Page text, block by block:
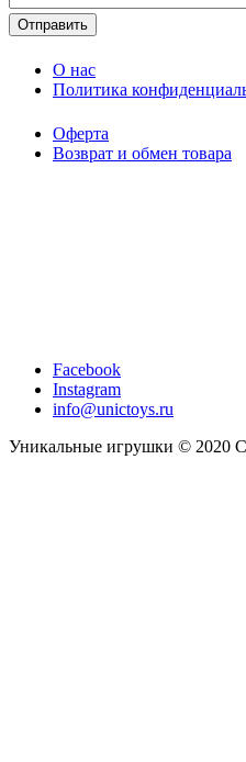
O нас
Политика
Оферта
Возврат и обмен товара
Facebook
Instagram
info@unictoys.ru
Уникальные игрушки © 2020